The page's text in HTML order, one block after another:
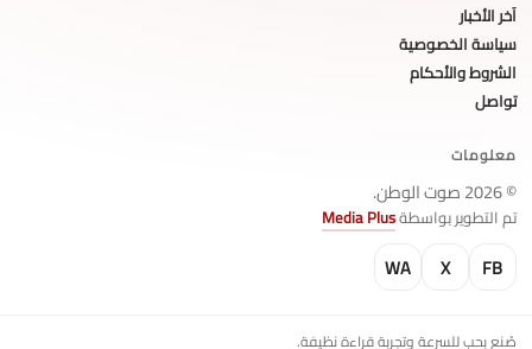
آخر الأخبار
سياسة الخصوصية
الشروط والأحكام
تواصل
معلومات
© 2026 صوت الوطن.
تم التطوير بواسطةMedia Plus
FB
X
WA
صُنع بحب للسرعة وتجربة قراءة نظيفة.